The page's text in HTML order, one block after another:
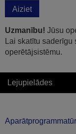
Aiziet
Uzmanību! Jūsu
Lai skatītu
operētājsistēmu.
Lejupielādes